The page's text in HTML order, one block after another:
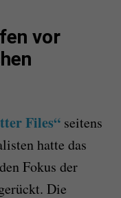
vor
Files“seitens
hatte das
Fokus der
Die